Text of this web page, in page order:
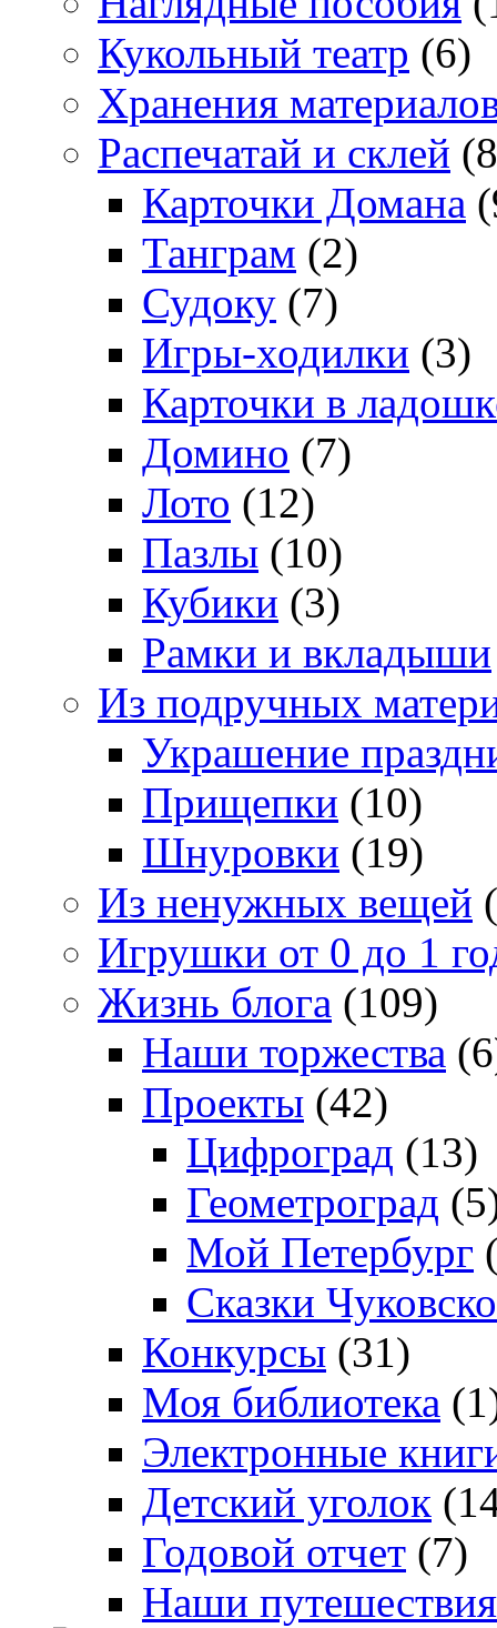
Кукольный театр (6)
Хранения
Распечатай и склей
Карточки Домана
Танграм (2)
Судоку (7)
Игры-ходилки (3)
Карточки в
Домино (7)
Лото (12)
Пазлы (10)
Кубики (3)
Рамки и вкладыши
Из подручных
Украшение
Прищепки (10)
Шнуровки (19)
Из ненужных вещей
Игрушки от 0 до 1
Жизнь блога (109)
Наши торжества
Проекты (42)
Цифроград (13)
Геометроград
Мой Петербург
Сказки
Конкурсы (31)
Моя библиотека
Электронные
Детский уголок
Годовой отчет (7)
Наши путешествия